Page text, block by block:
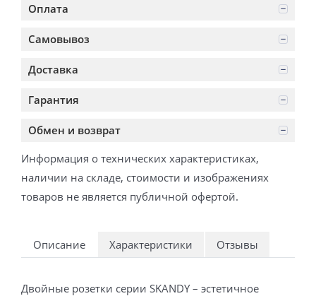
Оплата
Самовывоз
Доставка
Гарантия
Обмен и возврат
Информация о технических характеристиках,
наличии на складе, стоимости и изображениях
товаров не является публичной офертой.
Описание Характеристики Отзывы
Двойные розетки серии SKANDY – эстетичное